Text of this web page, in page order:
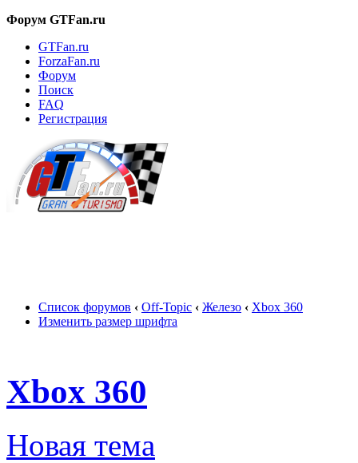
Форум GTFan.ru
GTFan.ru
ForzaFan.ru
Форум
Поиск
FAQ
Регистрация
Список форумов ‹ Off-Topic ‹ Железо ‹ Xbox 360
Изменить размер шрифта
Xbox 360
Новая тема